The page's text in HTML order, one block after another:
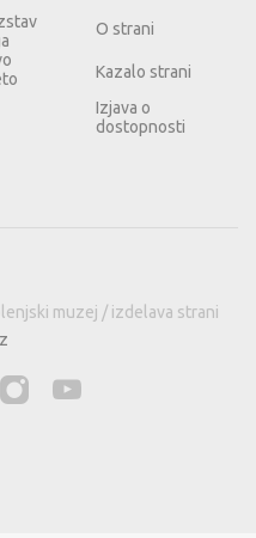
O strani
Kazalo strani
Izjava o
dostopnosti
muzej / izdelava strani